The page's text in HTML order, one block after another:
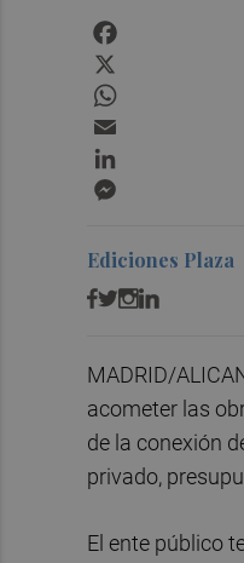
Ediciones Plaza
MADRID/
acometer las
de la conexión
privado,
El ente público